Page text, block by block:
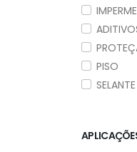
PISO